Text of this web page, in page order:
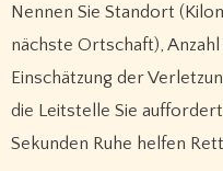
Nennen Sie Standort
nächste Ortschaft),
Einschätzung der
die Leitstelle Sie
Sekunden Ruhe helfen